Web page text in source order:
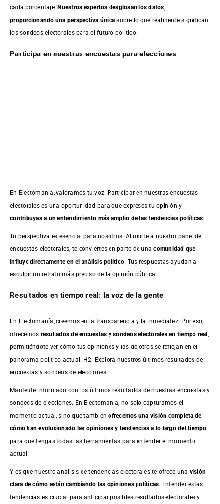
cada porcentaje.Nuestros expertos desglosan los datos,
proporcionando una perspectiva única sobre lo que realmente significan
los sondeos electorales para el futuro político.
Participa en nuestras encuestas para elecciones
En Electomanía, valoramos tu voz. Participar en nuestras encuestas
electorales es una oportunidad para que expreses tu opinión y
contribuyas a un entendimiento más amplio de las tendencias políticas.
Tu perspectiva es esencial para nosotros. Al unirte a nuestro panel de
encuestas electorales, te conviertes en parte de unacomunidad que
influye directamente en el análisis político. Tus respuestas ayudan a
esculpir un retrato más preciso de la opinión pública.
Resultados en tiempo real: la voz de la gente
En Electomanía, creemos en la transparencia y la inmediatez. Por eso,
ofrecemos resultados deencuestas y sondeos electorales en tiempo real
permitiéndote ver cómo tus opiniones y las de otros se reflejan en el
panorama político actual. H2: Explora nuestros últimos resultados de
encuestas y sondeos de elecciones
Mantente informado con los últimos resultados de nuestras encuestasy
sondeos de elecciones. En Electomania, no solo capturamos el
momento actual, sino que tambiénofrecemos una visión completa de
cómo han evolucionado las opiniones y tendencias a lo largo del tiempo
para que tengas todas las herramientas para entender el momento
actual.
Y es que nuestro análisis de tendencias electorales te ofrece una visión
clara de cómo están cambiando las opiniones políticas. Entender estas
tendencias es crucial para anticipar posibles resultados electorales y